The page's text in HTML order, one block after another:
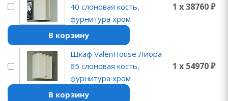
40 слоновая кость,
фурнитура хром
1 x 38760 ₽
В корзину
Шкаф ValenHouse Лиора
65 слоновая кость,
фурнитура хром
1 x 54970 ₽
В корзину